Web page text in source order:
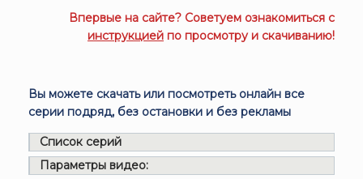
Впервые на сайте? Советуем ознакомиться с
инструкцией по просмотру и скачиванию!
Вы можете скачать или посмотреть онлайн все
серии подряд, без остановки и без рекламы
Список серий
Параметры видео: